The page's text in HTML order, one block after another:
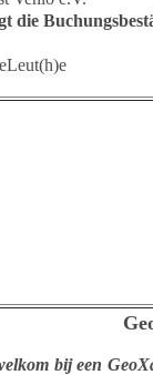
die
bij een